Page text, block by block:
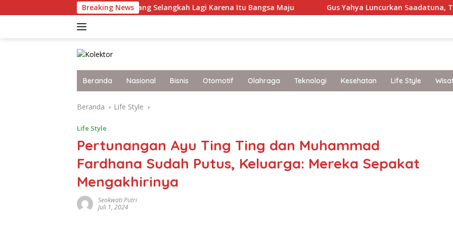
ke
Breaking News
Terkini Malaysia yang Selangkah Lagi Karena Itu Bangsa Maju Gus Yahya Luncurkan Saadatuna, Tegaskan 5
Beranda Nasional Bisnis Otomotif Olahraga Teknologi Kesehatan Life Style
Beranda Life Style
Life Style
Pertunangan Ayu Ting Ting dan Muhammad
Fardhana Sudah Putus, Keluarga: Mereka Sepakat
Mengakhirinya
Seokwati Putri
Juli 1, 2024